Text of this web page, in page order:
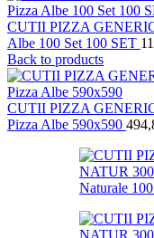
CUTII PIZZA
Albe 100 Set 100 SET
Back to products
CUTII PIZZA
Pizza Albe 590x590